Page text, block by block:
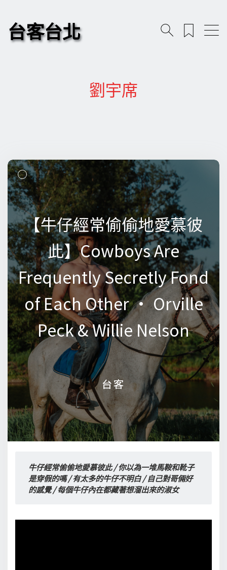
台客台北
劉宇席
【牛仔經常偷偷地愛慕彼
此】Cowboys Are
Frequently Secretly Fond
of Each Other • Orville
Peck & Willie Nelson
台客
【牛仔經常偷偷地愛慕彼
此】Cowboys Are
Frequently Secretly Fond
of Each Other • Orville
Peck & Willie Nelson
台客
牛仔經常偷偷地愛慕彼此 / 你以為一堆馬鞍和靴子
是穿假的嗎 / 有太多的牛仔不明白 / 自己對哥倆好
的感覺 / 每個牛仔內在都藏著想溜出來的淑女